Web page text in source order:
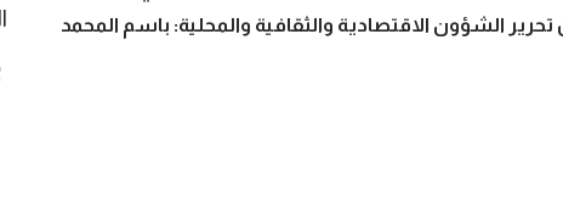
تحرير الشؤون الاقتصادية والثقافية والمحلية: باسم المحمد